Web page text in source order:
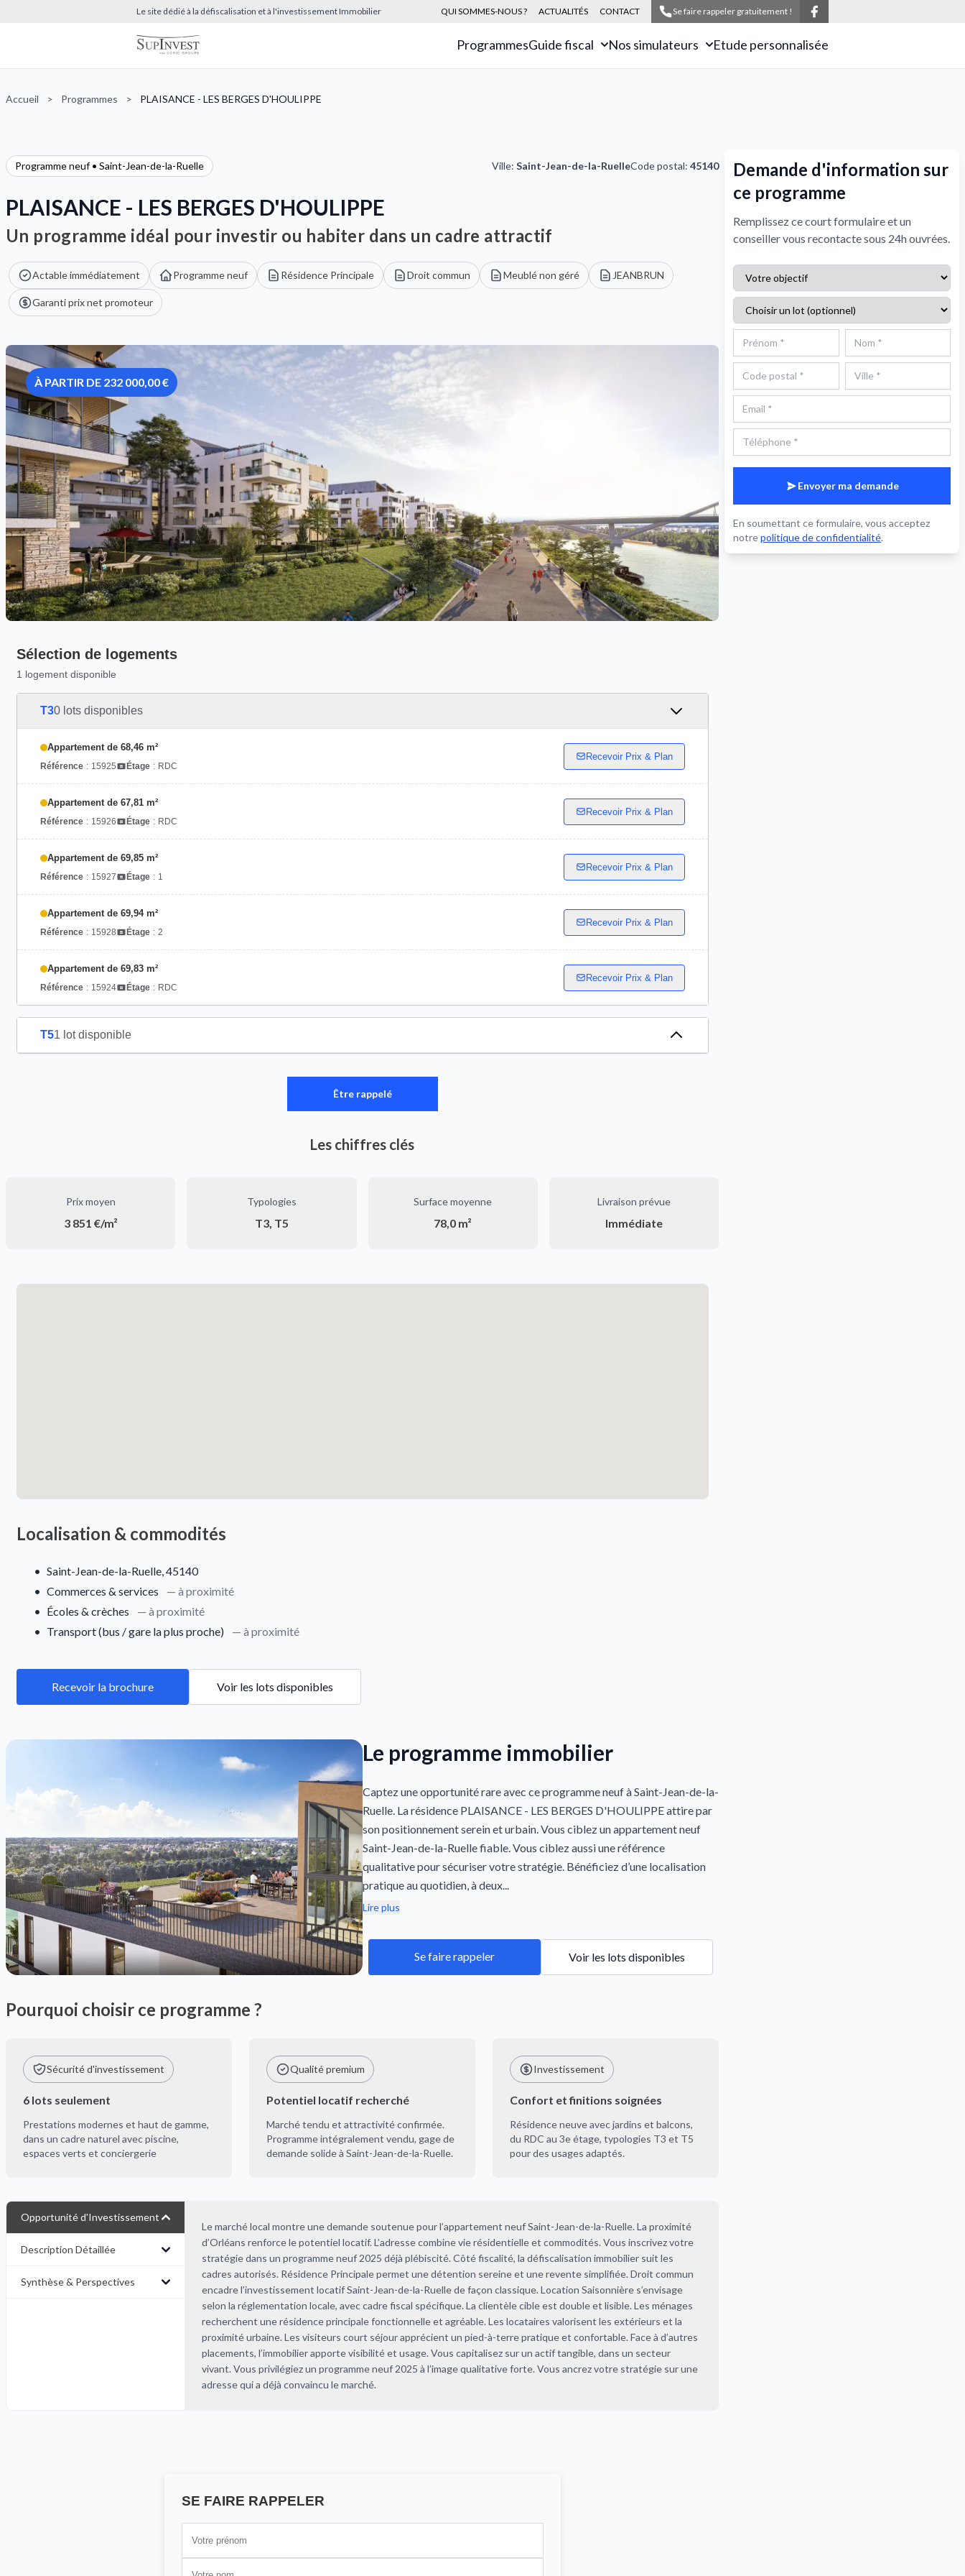
Le site dédié à la défiscalisation et à l'investissement Immobilier QUI SOMMES-NOUS ? ACTUALITÉS CONTACT Se faire rappeler gratuitement !
ProgrammesGuide fiscal Nos simulateurs Etude personnalisée
Accueil > Programmes > PLAISANCE - LES BERGES D'HOULIPPE
Programme neuf • Saint-Jean-de-la-Ruelle Ville: Saint-Jean-de-la-RuelleCode postal: 45140
PLAISANCE - LES BERGES D'HOULIPPE
Un programme idéal pour investir ou habiter dans un cadre attractif
Actable immédiatement Programme neuf Résidence Principale Droit commun Meublé non géré JEANBRUN
Garanti prix net promoteur
À PARTIR DE 232 000,00 €
Sélection de logements
1 logement disponible
T30 lots disponibles
Appartement de 68,46 m²
Référence : 15925 Étage : RDC
Recevoir Prix & Plan
Appartement de 67,81 m²
Référence : 15926 Étage : RDC
Recevoir Prix & Plan
Appartement de 69,85 m²
Référence : 15927 Étage : 1
Recevoir Prix & Plan
Appartement de 69,94 m²
Référence : 15928 Étage : 2
Recevoir Prix & Plan
Appartement de 69,83 m²
Référence : 15924 Étage : RDC
Recevoir Prix & Plan
T51 lot disponible
Être rappelé
Les chiffres clés
Prix moyen
3 851 €/m²
Typologies
T3, T5
Surface moyenne
78,0 m²
Livraison prévue
Immédiate
Localisation & commodités
• Saint-Jean-de-la-Ruelle, 45140
• Commerces & services
— à proximité
• Écoles & crèches
— à proximité
• Transport (bus / gare la plus proche) — à proximité
Recevoir la brochure Voir les lots disponibles
Le programme immobilier
Captez une opportunité rare avec ce programme neuf à Saint-Jean-de-la-
Ruelle. La résidence PLAISANCE - LES BERGES D'HOULIPPE attire par
son positionnement serein et urbain. Vous ciblez un appartement neuf
Saint-Jean-de-la-Ruelle fiable. Vous ciblez aussi une référence
qualitative pour sécuriser votre stratégie. Bénéficiez d’une localisation
pratique au quotidien, à deux...
Lire plus
Se faire rappeler Voir les lots disponibles
Pourquoi choisir ce programme ?
Sécurité d'investissement
6 lots seulement
Prestations modernes et haut de gamme,
dans un cadre naturel avec piscine,
espaces verts et conciergerie
Qualité premium
Potentiel locatif recherché
Marché tendu et attractivité confirmée.
Programme intégralement vendu, gage de
demande solide à Saint-Jean-de-la-Ruelle.
Investissement
Confort et finitions soignées
Résidence neuve avec jardins et balcons,
du RDC au 3e étage, typologies T3 et T5
pour des usages adaptés.
Opportunité d'Investissement
Description Détaillée
Synthèse & Perspectives
Le marché local montre une demande soutenue pour l’appartement neuf Saint-Jean-de-la-Ruelle. La proximité
d’Orléans renforce le potentiel locatif. L’adresse combine vie résidentielle et commodités. Vous inscrivez votre
stratégie dans un programme neuf 2025 déjà plébiscité. Côté fiscalité, la défiscalisation immobilier suit les
cadres autorisés. Résidence Principale permet une détention sereine et une revente simplifiée. Droit commun
encadre l’investissement locatif Saint-Jean-de-la-Ruelle de façon classique. Location Saisonnière s’envisage
selon la réglementation locale, avec cadre fiscal spécifique. La clientèle cible est double et lisible. Les ménages
recherchent une résidence principale fonctionnelle et agréable. Les locataires valorisent les extérieurs et la
proximité urbaine. Les visiteurs court séjour apprécient un pied-à-terre pratique et confortable. Face à d’autres
placements, l’immobilier apporte visibilité et usage. Vous capitalisez sur un actif tangible, dans un secteur
vivant. Vous privilégiez un programme neuf 2025 à l’image qualitative forte. Vous ancrez votre stratégie sur une
adresse qui a déjà convaincu le marché.
SE FAIRE RAPPELER
Demande d'information sur
ce programme
Remplissez ce court formulaire et un
conseiller vous recontacte sous 24h ouvrées.
Envoyer ma demande
En soumettant ce formulaire, vous acceptez
notrepolitique de confidentialité.